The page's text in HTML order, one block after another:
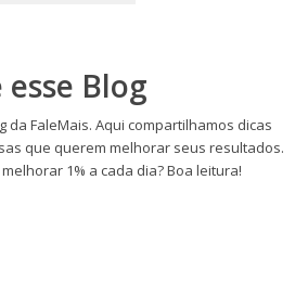
esse Blog
da FaleMais. Aqui compartilhamos dicas
que querem melhorar seus resultados.
1% a cada dia? Boa leitura!